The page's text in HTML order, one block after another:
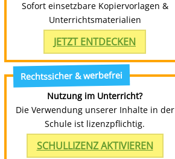
Sofort einsetzbare Kopiervorlagen &
Unterrichtsmaterialien
JETZT ENTDECKEN
Rechtssicher & werbefrei
Nutzung im Unterricht?
Die Verwendung unserer Inhalte in der
Schule ist lizenzpflichtig.
SCHULLIZENZ AKTIVIEREN